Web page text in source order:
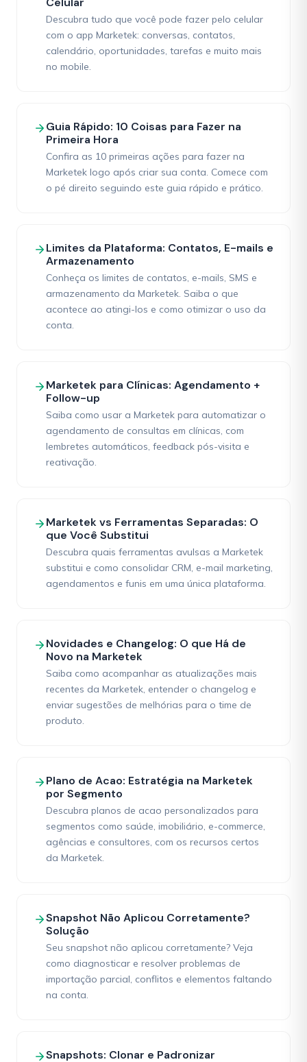
Descubra tudo que você pode fazer pelo celular
com o app Marketek: conversas, contatos,
calendário, oportunidades, tarefas e muito mais
no mobile.
Guia Rápido: 10 Coisas para Fazer na
Primeira Hora
Confira as 10 primeiras ações para fazer na
Marketek logo após criar sua conta. Comece com
o pé direito seguindo este guia rápido e prático.
Limites da Plataforma: Contatos, E-mails e
Armazenamento
Conheça os limites de contatos, e-mails, SMS e
armazenamento da Marketek. Saiba o que
acontece ao atingi-los e como otimizar o uso da
conta.
Marketek para Clínicas: Agendamento +
Follow-up
Saiba como usar a Marketek para automatizar o
agendamento de consultas em clínicas, com
lembretes automáticos, feedback pós-visita e
reativação.
Marketek vs Ferramentas Separadas: O
que Você Substitui
Descubra quais ferramentas avulsas a Marketek
substitui e como consolidar CRM, e-mail marketing,
agendamentos e funis em uma única plataforma.
Novidades e Changelog: O que Há de
Novo na Marketek
Saiba como acompanhar as atualizações mais
recentes da Marketek, entender o changelog e
enviar sugestões de melhórias para o time de
produto.
Plano de Acao: Estratégia na Marketek
por Segmento
Descubra planos de acao personalizados para
segmentos como saúde, imobiliário, e-commerce,
agências e consultores, com os recursos certos
da Marketek.
Snapshot Não Aplicou Corretamente?
Solução
Seu snapshot não aplicou corretamente? Veja
como diagnosticar e resolver problemas de
importação parcial, conflitos e elementos faltando
na conta.
Snapshots: Clonar e Padronizar